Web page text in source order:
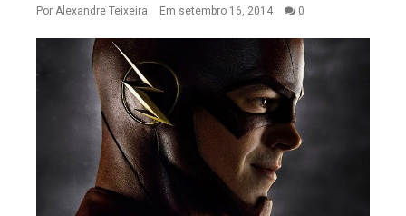
Por Alexandre Teixeira Em setembro 16, 2014 0